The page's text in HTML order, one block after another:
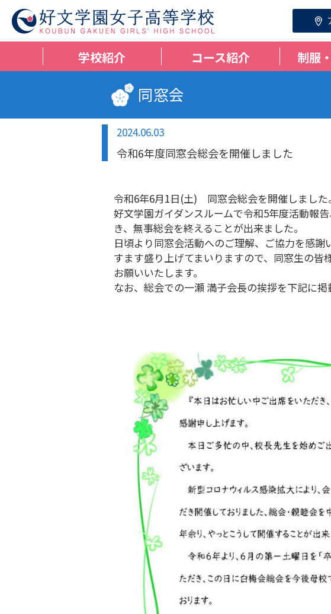
学校紹介 コース紹介 制服
同窓会
2024.06.03
令和6年度同窓会総会を開催しました
令和6年6月1日(土) 同窓会総会を開催しました。
好文学園ガイダンスルームで令和5年度活動報
き、無事総会を終えることが出来ました。
日頃より同窓会活動へのご理解、ご協力を感
すます盛り上げてまいりますので、同窓生の皆
お願いいたします。
なお、総会での一瀬 満子会長の挨拶を下記に掲